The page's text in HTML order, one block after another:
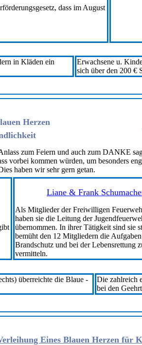
dass im August
in Kläden ein
Erwachsene u.
sich über den 200 €
Herzen
zum Feiern und auch zum DANKE
vorbei kommen würden, um besonders
haben wir sehr gern getan.
Liane & Frank
Als Mitglieder der Freiwilligen
haben sie die Leitung der
übernommen. In ihrer Tätigkeit sind sie
bemüht den 12 Mitgliedern die
Brandschutz und bei der Lebensrettung
vermitteln.
überreichte die Blaue -
Die zahlreich
bei den
Eines Blauen Herzen für